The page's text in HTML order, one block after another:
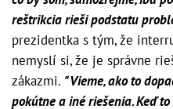
reštrikcia rieši podstatu
prezidentka s tým, že
nemyslí si, že je správne
zákazmi. "Vieme, ako to
pokútne a iné riešenia. Keď